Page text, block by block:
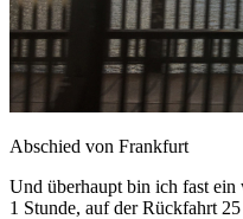
Abschied von Frankfurt
Und überhaupt bin ich fast
1 Stunde, auf der Rückfahrt